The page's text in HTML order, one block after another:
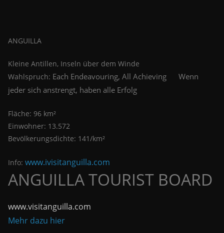
ANGUILLA
Kleine Antillen, Inseln über dem Winde
Wahlspruch: Each Endeavouring, All Achieving Wenn
jeder sich anstrengt, haben alle Erfolg
Fläche: 96 km²
Einwohner: 13.572
Bevölkerungsdichte: 141/km²
Info: www.ivisitanguilla.com
ANGUILLA TOURIST BOARD
www.visitanguilla.com
Mehr dazu hier